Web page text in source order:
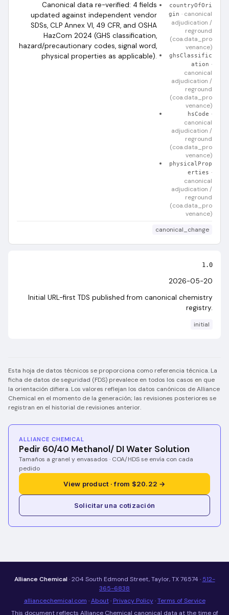
Canonical data re-verified: 4 fields
updated against independent vendor
SDSs, CLP Annex VI, 49 CFR, and OSHA
HazCom 2024 (GHS classification,
hazard/precautionary codes, signal word,
physical properties as applicable).
countryOfOri
gin · canonical
adjudication /
reground
(coa.data_pro
venance)
ghsClassific
ation ·
canonical
adjudication /
reground
(coa.data_pro
venance)
hsCode ·
canonical
adjudication /
reground
(coa.data_pro
venance)
physicalProp
erties ·
canonical
adjudication /
reground
(coa.data_pro
venance)
canonical_change
1.0
2026-05-20
Initial URL-first TDS published from canonical chemistry
registry.
initial
Esta hoja de datos técnicos se proporciona como referencia técnica. La
ficha de datos de seguridad (FDS) prevalece en todos los casos en que
la orientación difiera. Los valores reflejan los datos canónicos de Alliance
Chemical en el momento de la generación; las revisiones posteriores se
registran en el historial de revisiones anterior.
ALLIANCE CHEMICAL
Pedir 60/40 Methanol/ DI Water Solution
Tamaños a granel y envasados · COA/HDS se envía con cada
pedido
View product · from $20.22 →
Solicitar una cotización
Alliance Chemical· 204 South Edmond Street, Taylor, TX 76574 · 512-
365-6838
alliancechemical.com ·About· Privacy Policy·Terms of Service
This document reflects Alliance Chemical canonical data at the time of